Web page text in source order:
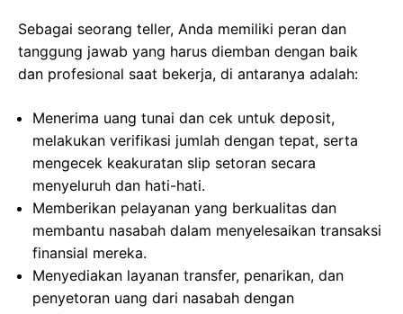
Sebagai seorang teller, Anda memiliki peran dan
tanggung jawab yang harus diemban dengan baik
dan profesional saat bekerja, di antaranya adalah:
Menerima uang tunai dan cek untuk deposit,
melakukan verifikasi jumlah dengan tepat, serta
mengecek keakuratan slip setoran secara
menyeluruh dan hati-hati.
Memberikan pelayanan yang berkualitas dan
membantu nasabah dalam menyelesaikan transaksi
finansial mereka.
Menyediakan layanan transfer, penarikan, dan
penyetoran uang dari nasabah dengan